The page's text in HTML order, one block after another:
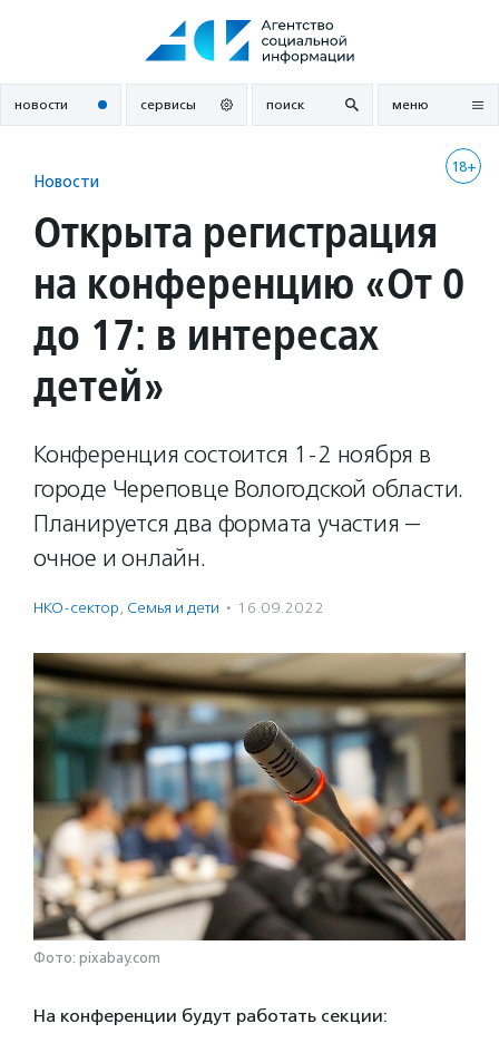
новости сервисы поиск меню
18+
Новости
Открыта регистрация
на конференцию «От 0
до 17: в интересах
детей»
Конференция состоится 1-2 ноября в
городе Череповце Вологодской области.
Планируется два формата участия —
очное и онлайн.
НКО-сектор, Семья и дети · 16.09.2022
Фото: pixabay.com
На конференции будут работать секции: